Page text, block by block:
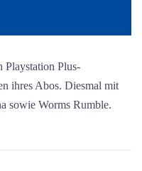
Playstation Plus-
ihres Abos. Diesmal mit
sowie Worms Rumble.